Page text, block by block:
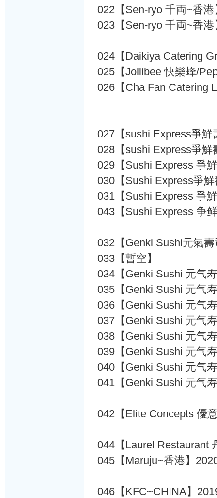
022【Sen-ryo 千両~香港
023【Sen-ryo 千両~香港
024【Daikiya Catering
025【Jollibee 快樂蜂/
026【Cha Fan Catering
027【sushi Express爭鮮
028【sushi Express爭鮮
029【Sushi Express 爭
030【Sushi Express爭
031【Sushi Express 爭
043【Sushi Express 争
032【Genki Sushi元氣
033【暫空】
034【Genki Sushi 元气
035【Genki Sushi 元气
036【Genki Sushi 元气
037【Genki Sushi 元气
038【Genki Sushi 元气
039【Genki Sushi 元气
040【Genki Sushi 元气
041【Genki Sushi 元气
042【Elite Concepts 優
044【Laurel Restaurant
045【Maruju~香港】
046【KFC~CHINA】